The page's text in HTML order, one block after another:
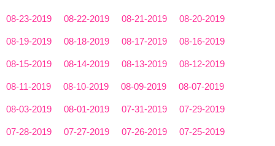
08-23-2019 08-22-2019 08-21-2019 08-20-2019
08-19-2019 08-18-2019 08-17-2019 08-16-2019
08-15-2019 08-14-2019 08-13-2019 08-12-2019
08-11-2019 08-10-2019 08-09-2019 08-07-2019
08-03-2019 08-01-2019 07-31-2019 07-29-2019
07-28-2019 07-27-2019 07-26-2019 07-25-2019